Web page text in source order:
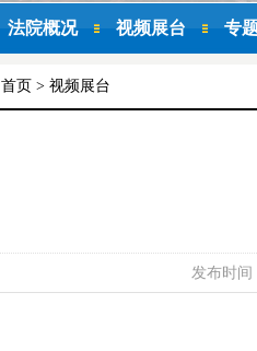
法院概况 视频展台 专
首页 > 视频展台
发布时